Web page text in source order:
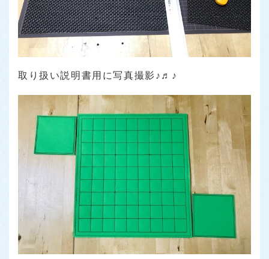
取り扱い説明書用に写真撮影♪♬♪